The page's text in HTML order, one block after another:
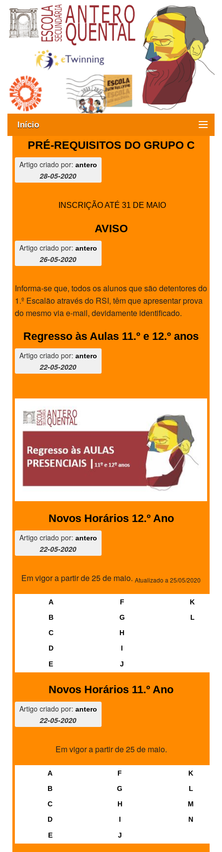
Início
Exames
Oferta formativa
Clubes Escolares
FORmaESAQ
@esaq.erasmus
@oficina.do.largo
ESCOLA
ALUNOS
PROFESSORES
PRÉ-REQUISITOS DO GRUPO C
Artigo criado por: antero
28-05-2020
INSCRIÇÃO ATÉ 31 DE MAIO
AVISO
Artigo criado por: antero
26-05-2020
Informa-se que, todos os alunos que são detentores do
1.º Escalão através do RSI, têm que apresentar prova
do mesmo via e-mail, devidamente identificado.
Regresso às Aulas 11.º e 12.º anos
Artigo criado por: antero
22-05-2020
Novos Horários 12.º Ano
Artigo criado por: antero
22-05-2020
Em vigor a partir de 25 de maio. Atualizado a 25/05/2020
A F
K
B
G
L
C
H
D
I
E
J
Novos Horários 11.º Ano
Artigo criado por: antero
22-05-2020
Em vigor a partir de 25 de maio.
A F
K
B
G
L
C
H
M
D
I
N
E
J